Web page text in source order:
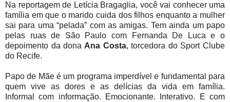
Na reportagem de Letícia Bragaglia, você vai conhecer uma
família em que o marido cuida dos filhos enquanto a mulher
sai para uma “pelada” com as amigas. Tem ainda um papo
pelas ruas de São Paulo com Fernanda De Luca e o
depoimento da dona Ana Costa, torcedora do Sport Clube
do Recife.
Papo de Mãe é um programa imperdível e fundamental para
quem vive as dores e as delícias da vida em família.
Informal com informação. Emocionante. Interativo. E com